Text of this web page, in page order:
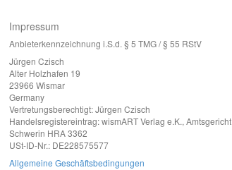
Impressum
Anbieterkennzeichnung i.S.d. § 5 TMG / § 55 RStV
Jürgen Czisch
Alter Holzhafen 19
23966 Wismar
Germany
Vertretungsberechtigt: Jürgen Czisch
Handelsregistereintrag: wismART Verlag e.K., Amtsgericht
Schwerin HRA 3362
USt-ID-Nr.: DE228575577
Allgemeine Geschäftsbedingungen